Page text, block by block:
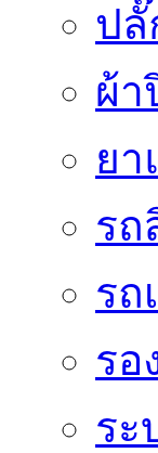
ปลั๊
ผ้า
ยา
รถ
รถ
รอ
ระ